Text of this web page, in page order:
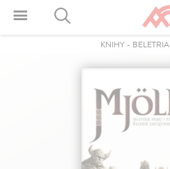
KNIHY - BELETRIA